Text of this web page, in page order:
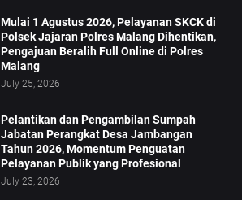
Mulai 1 Agustus 2026, Pelayanan SKCK di
Polsek Jajaran Polres Malang Dihentikan,
Pengajuan Beralih Full Online di Polres
Malang
July 25, 2026
Pelantikan dan Pengambilan Sumpah
Jabatan Perangkat Desa Jambangan
Tahun 2026, Momentum Penguatan
Pelayanan Publik yang Profesional
July 23, 2026